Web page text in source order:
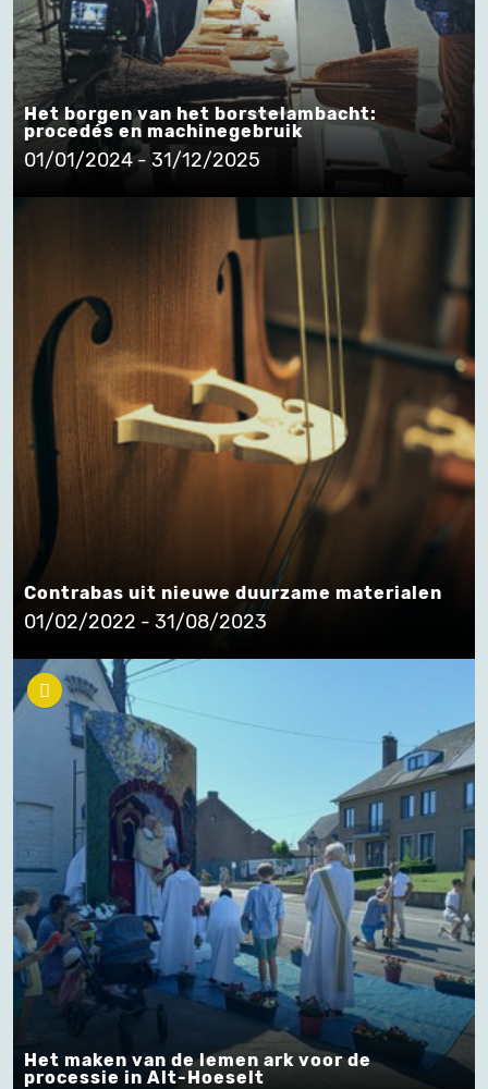
Het borgen van het borstelambacht:
procedés en machinegebruik
01/01/2024 - 31/12/2025
Contrabas uit nieuwe duurzame materialen
01/02/2022 - 31/08/2023
Het maken van de lemen ark voor de
processie in Alt-Hoeselt